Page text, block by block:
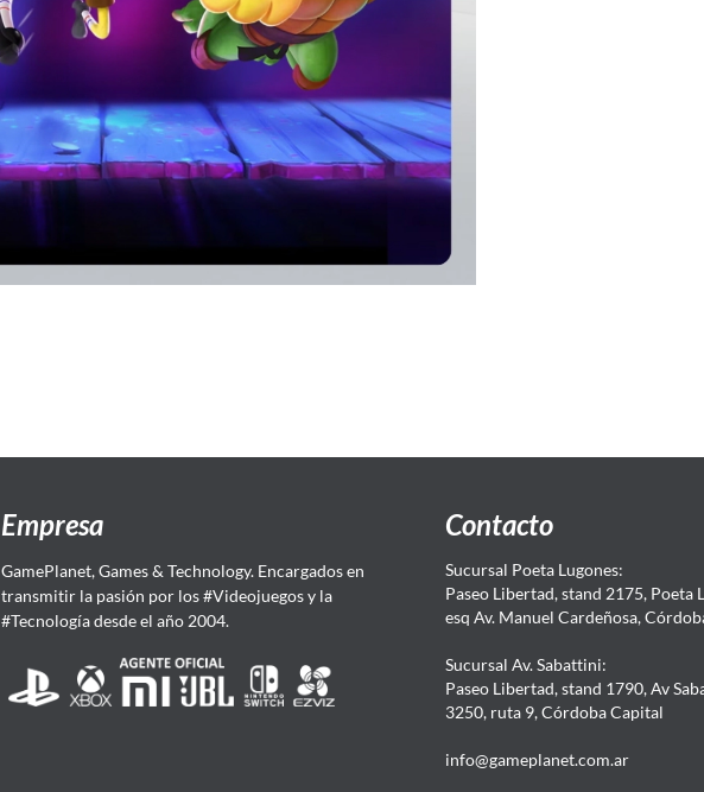
Empresa
GamePlanet, Games & Technology. Encargados en
transmitir la pasión por los #Videojuegos y la
#Tecnología desde el año 2004.
Contacto
Sucursal Poeta Lugones:
Paseo Libertad, stand 2175, Poeta
esq Av. Manuel Cardeñosa,
Sucursal Av. Sabattini:
Paseo Libertad, stand 1790, Av
3250, ruta 9, Córdoba Capital
info@gameplanet.com.ar